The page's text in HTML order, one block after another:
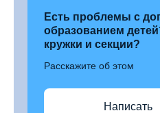
Есть проблемы с
образованием
кружки и секции?
Расскажите об этом
Написать